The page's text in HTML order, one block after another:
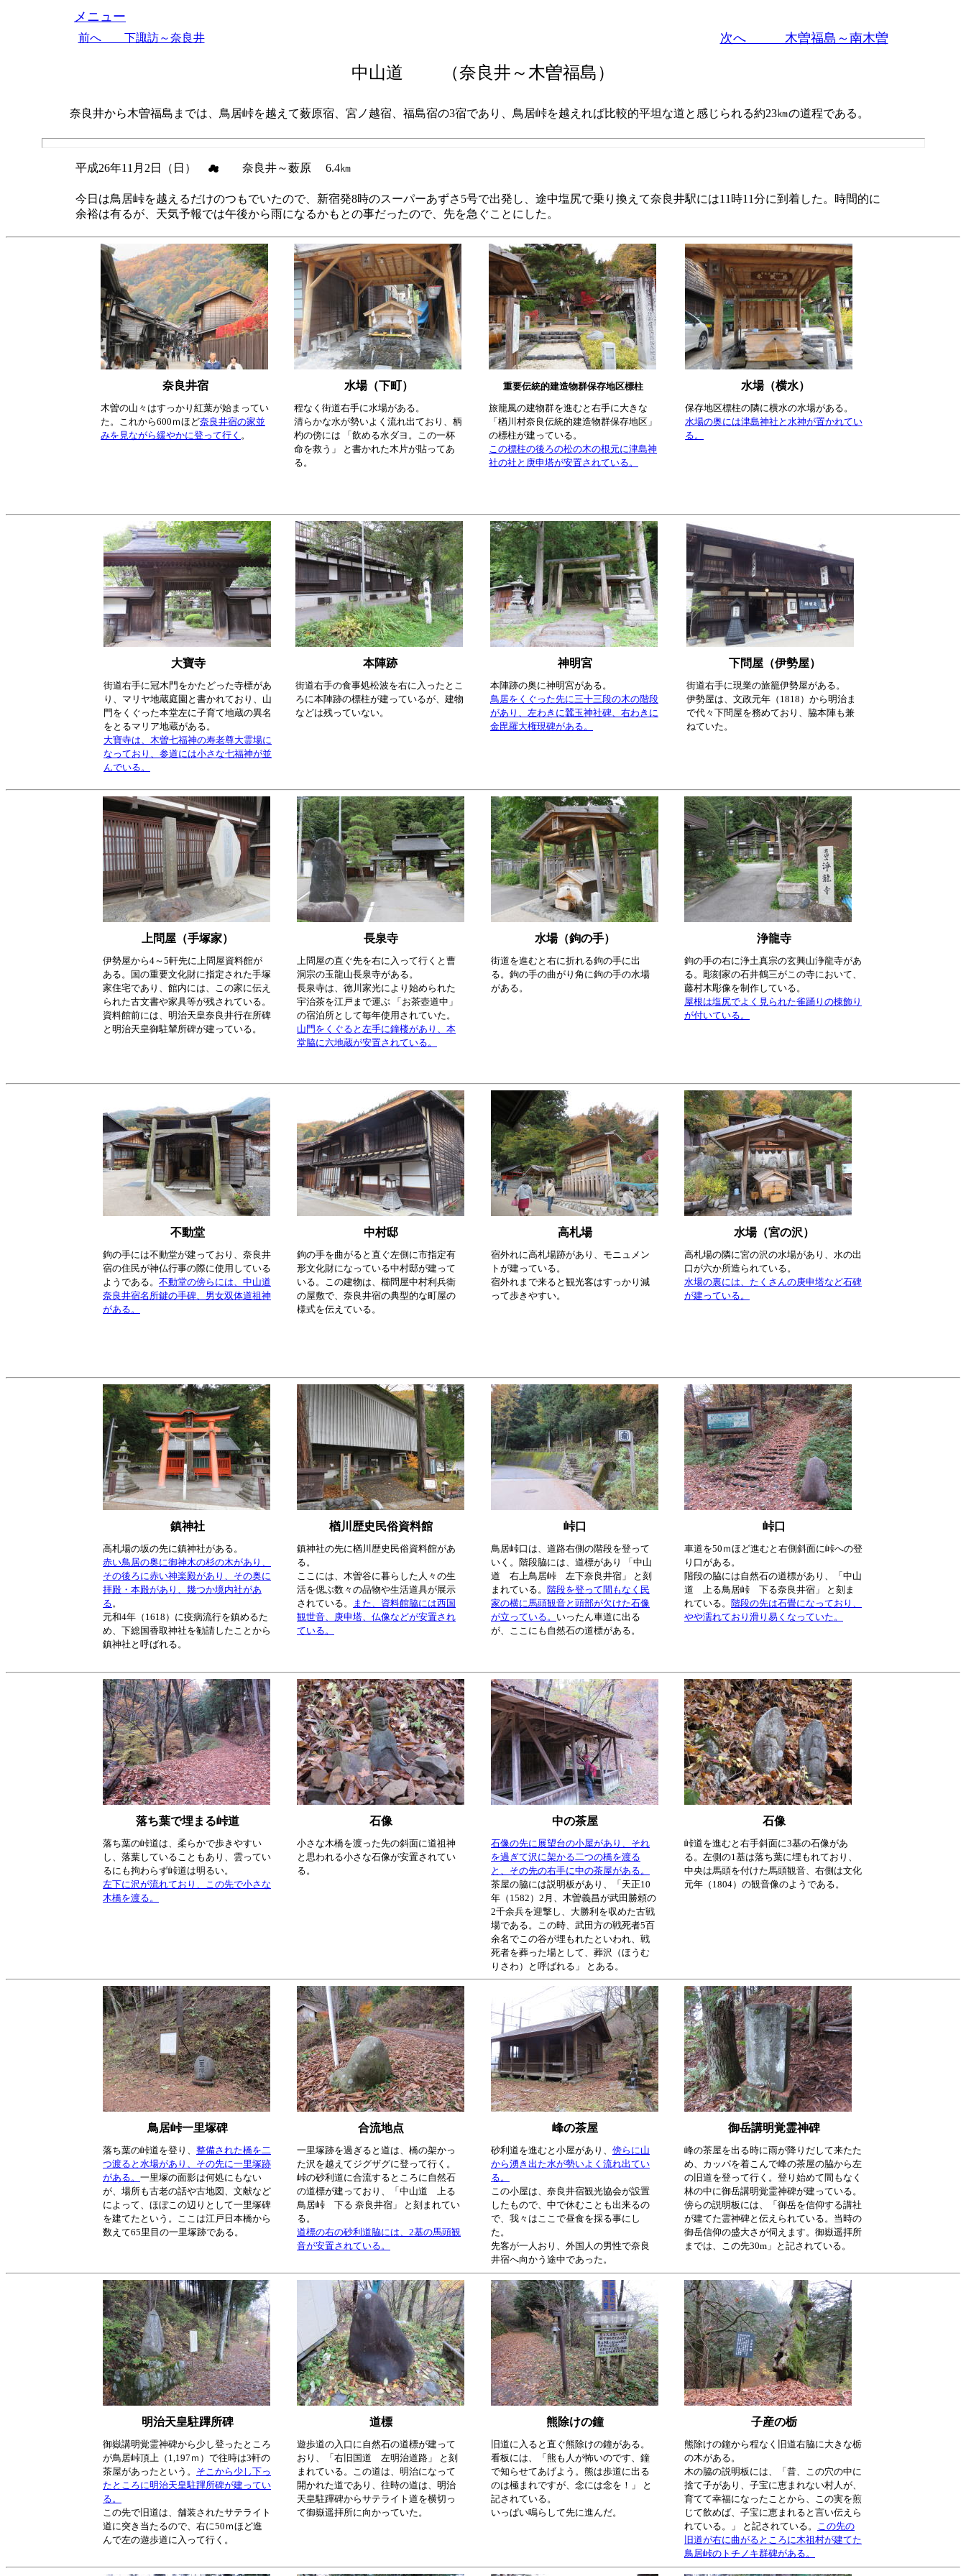
メニュー
前へ 下諏訪～奈良井 次へ 木曽福島～南木曽
中山道 （奈良井～木曽福島）
奈良井から木曽福島までは、鳥居峠を越えて薮原宿、宮ノ越宿、福島宿の3宿であり、鳥居峠を越えれば比較的平坦な道と感じられる約23㎞の道程である。
平成26年11月2日（日） ☁ 奈良井～薮原 6.4㎞
今日は鳥居峠を越えるだけのつもでいたので、新宿発8時のスーパーあずさ5号で出発し、途中塩尻で乗り換えて奈良井駅には11時11分に到着した。時間的に
余裕は有るが、天気予報では午後から雨になるかもとの事だったので、先を急ぐことにした。
奈良井宿 水場（下町） 重要伝統的建造物群保存地区標柱 水場（横水）
木曽の山々はすっかり紅葉が始まってい
た。これから600ｍほど奈良井宿の家並
みを見ながら緩やかに登って行く 。
程なく街道右手に水場がある。
清らかな水が勢いよく流れ出ており、柄
杓の傍には 「飲める水ダヨ。この一杯
命を救う」 と書かれた木片が貼ってあ
る。
旅籠風の建物群を進むと右手に大きな
「楢川村奈良伝統的建造物群保存地区」
の標柱が建っている。
この標柱の後ろの松の木の根元に津島神
社の社と庚申塔が安置されている。
保存地区標柱の隣に横水の水場がある。
水場の奥には津島神社と水神が置かれてい
る。
大寶寺 本陣跡 神明宮 下問屋（伊勢屋）
街道右手に冠木門をかたどった寺標があ
り、マリヤ地蔵庭園と書かれており、山
門をくぐった本堂左に子育て地蔵の異名
をとるマリア地蔵がある。
大寶寺は、木曽七福神の寿老尊大霊場に
なっており、参道には小さな七福神が並
んでいる。
街道右手の食事処松波を右に入ったとこ
ろに本陣跡の標柱が建っているが、建物
などは残っていない。
本陣跡の奥に神明宮がある。
鳥居をくぐった先に三十三段の木の階段
があり、左わきに蠶玉神社碑、右わきに
金毘羅大権現碑がある。
街道右手に現業の旅籠伊勢屋がある。
伊勢屋は、文政元年（1818）から明治ま
で代々下問屋を務めており、脇本陣も兼
ねていた。
上問屋（手塚家） 長泉寺 水場（鉤の手） 浄龍寺
伊勢屋から4～5軒先に上問屋資料館が
ある。国の重要文化財に指定された手塚
家住宅であり、館内には、この家に伝え
られた古文書や家具等が残されている。
資料館前には、明治天皇奈良井行在所碑
と明治天皇御駐輦所碑が建っている。
上問屋の直ぐ先を右に入って行くと曹
洞宗の玉龍山長泉寺がある。
長泉寺は、徳川家光により始められた
宇治茶を江戸まで運ぶ 「お茶壺道中」
の宿泊所として毎年使用されていた。
山門をくぐると左手に鐘楼があり、本
堂脇に六地蔵が安置されている。
街道を進むと右に折れる鉤の手に出
る。鉤の手の曲がり角に鉤の手の水場
がある。
鉤の手の右に浄土真宗の玄興山浄龍寺があ
る。彫刻家の石井鶴三がこの寺において、
藤村木彫像を制作している。
屋根は塩尻でよく見られた雀踊りの棟飾り
が付いている。
不動堂 中村邸 高札場 水場（宮の沢）
鉤の手には不動堂が建っており、奈良井
宿の住民が神仏行事の際に使用している
ようである。 不動堂の傍らには、中山道
奈良井宿名所鍵の手碑、男女双体道祖神
がある。
鉤の手を曲がると直ぐ左側に市指定有
形文化財になっている中村邸が建って
いる。この建物は、櫛問屋中村利兵衛
の屋敷で、奈良井宿の典型的な町屋の
様式を伝えている。
宿外れに高札場跡があり、モニュメン
トが建っている。
宿外れまで来ると観光客はすっかり減
って歩きやすい。
高札場の隣に宮の沢の水場があり、水の出
口が六か所造られている。
水場の裏には、たくさんの庚申塔など石碑
が建っている。
鎮神社 楢川歴史民俗資料館 峠口 峠口
高札場の坂の先に鎮神社がある。
赤い鳥居の奥に御神木の杉の木があり、
その後ろに赤い神楽殿があり、その奥に
拝殿・本殿があり、幾つか境内社があ
る。
元和4年（1618）に疫病流行を鎮めるた
め、下総国香取神社を勧請したことから
鎮神社と呼ばれる。
鎮神社の先に楢川歴史民俗資料館があ
る。
ここには、木曽谷に暮らした人々の生
活を偲ぶ数々の品物や生活道具が展示
されている。
また、資料館脇には西国
観世音、庚申塔、仏像などが安置され
ている。
鳥居峠口は、道路右側の階段を登って
いく。階段脇には、道標があり 「中山
道 右上鳥居峠 左下奈良井宿」 と刻
まれている。 階段を登って間もなく民
家の横に馬頭観音と頭部が欠けた石像
が立っている。 いったん車道に出る
が、ここにも自然石の道標がある。
車道を50ｍほど進むと右側斜面に峠への登
り口がある。
階段の脇には自然石の道標があり、「中山
道 上る鳥居峠 下る奈良井宿」 と刻ま
れている。 階段の先は石畳になっており、
やや濡れており滑り易くなっていた。
落ち葉で埋まる峠道 石像 中の茶屋 石像
落ち葉の峠道は、柔らかで歩きやすい
し、落葉していることもあり、雲ってい
るにも拘わらず峠道は明るい。
左下に沢が流れており、この先で小さな
木橋を渡る。
小さな木橋を渡った先の斜面に道祖神
と思われる小さな石像が安置されてい
る。
石像の先に展望台の小屋があり、それ
を過ぎて沢に架かる二つの橋を渡る
と、その先の右手に中の茶屋がある。
茶屋の脇には説明板があり、「天正10
年（1582）2月、木曽義昌が武田勝頼の
2千余兵を迎撃し、大勝利を収めた古戦
場である。この時、武田方の戦死者5百
余名でこの谷が埋もれたといわれ、戦
死者を葬った場として、葬沢（ほうむ
りさわ）と呼ばれる」 とある。
峠道を進むと右手斜面に3基の石像があ
る。左側の1基は落ち葉に埋もれており、
中央は馬頭を付けた馬頭観音、右側は文化
元年（1804）の観音像のようである。
鳥居峠一里塚碑 合流地点 峰の茶屋 御岳講明覚霊神碑
落ち葉の峠道を登り、 整備された橋を二
つ渡ると水場があり、その先に一里塚跡
がある。 一里塚の面影は何処にもない
が、場所も古老の話や古地図、文献など
によって、ほぼこの辺りとして一里塚碑
を建てたという。ここは江戸日本橋から
数えて65里目の一里塚跡である。
一里塚跡を過ぎると道は、橋の架かっ
た沢を越えてジグザグに登って行く。
峠の砂利道に合流するところに自然石
の道標が建っており、「中山道 上る
鳥居峠 下る 奈良井宿」 と刻まれてい
る。
道標の右の砂利道脇には、2基の馬頭観
音が安置されている。
砂利道を進むと小屋があり、 傍らに山
から湧き出た水が勢いよく流れ出てい
る。
この小屋は、奈良井宿観光協会が設置
したもので、中で休むことも出来るの
で、我々はここで昼食を採る事にし
た。
先客が一人おり、外国人の男性で奈良
井宿へ向かう途中であった。
峰の茶屋を出る時に雨が降りだして来たた
め、カッパを着こんで峰の茶屋の脇から左
の旧道を登って行く。登り始めて間もなく
林の中に御岳講明覚霊神碑が建っている。
傍らの説明板には、「御岳を信仰する講社
が建てた霊神碑と伝えられている。当時の
御岳信仰の盛大さが伺えます。御嶽遥拝所
までは、この先30m」と記されている。
明治天皇駐蹕所碑 道標 熊除けの鐘 子産の栃
御嶽講明覚霊神碑から少し登ったところ
が鳥居峠頂上（1,197ｍ）で往時は3軒の
茶屋があったという。 そこから少し下っ
たところに明治天皇駐蹕所碑が建ってい
る。
この先で旧道は、舗装されたサテライト
道に突き当たるので、右に50ｍほど進
んで左の遊歩道に入って行く。
遊歩道の入口に自然石の道標が建って
おり、「右旧国道 左明治道路」 と刻
まれている。この道は、明治になって
開かれた道であり、往時の道は、明治
天皇駐蹕碑からサテライト道を横切っ
て御嶽遥拝所に向かっていた。
旧道に入ると直ぐ熊除けの鐘がある。
看板には、「熊も人が怖いのです、鐘
で知らせてあげよう。熊は歩道に出る
のは極まれですが、念には念を！」 と
記されている。
いっぱい鳴らして先に進んだ。
熊除けの鐘から程なく旧道右脇に大きな栃
の木がある。
木の脇の説明板には、「昔、この穴の中に
捨て子があり、子宝に恵まれない村人が、
育てて幸福になったことから、この実を煎
じて飲めば、子宝に恵まれると言い伝えら
れている。」 と記されている。 この先の
旧道が右に曲がるところに木祖村が建てた
鳥居峠のトチノキ群碑がある。